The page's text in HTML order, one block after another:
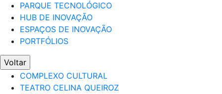
PARQUE TECNOLÓGICO
HUB DE INOVAÇÃO
ESPAÇOS DE INOVAÇÃO
PORTFÓLIOS
Voltar
COMPLEXO CULTURAL
TEATRO CELINA QUEIROZ